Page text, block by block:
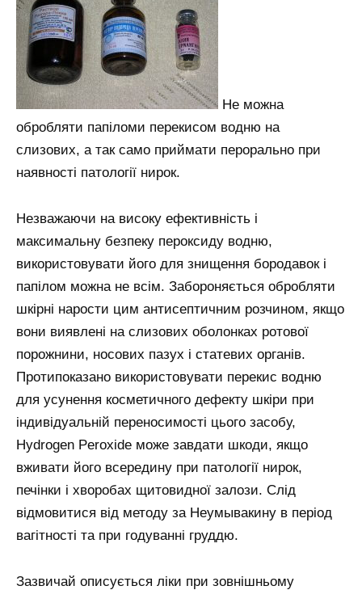
Не можна
обробляти папіломи перекисом водню на
слизових, а так само приймати перорально при
наявності патології нирок.
Незважаючи на високу ефективність і
максимальну безпеку пероксиду водню,
використовувати його для знищення бородавок і
папілом можна не всім. Забороняється обробляти
шкірні нарости цим антисептичним розчином, якщо
вони виявлені на слизових оболонках ротової
порожнини, носових пазух і статевих органів.
Протипоказано використовувати перекис водню
для усунення косметичного дефекту шкіри при
індивідуальній переносимості цього засобу,
Hydrogen Peroxide може завдати шкоди, якщо
вживати його всередину при патології нирок,
печінки і хворобах щитовидної залози. Слід
відмовитися від методу за Неумывакину в період
вагітності та при годуванні груддю.
Зазвичай описується ліки при зовнішньому